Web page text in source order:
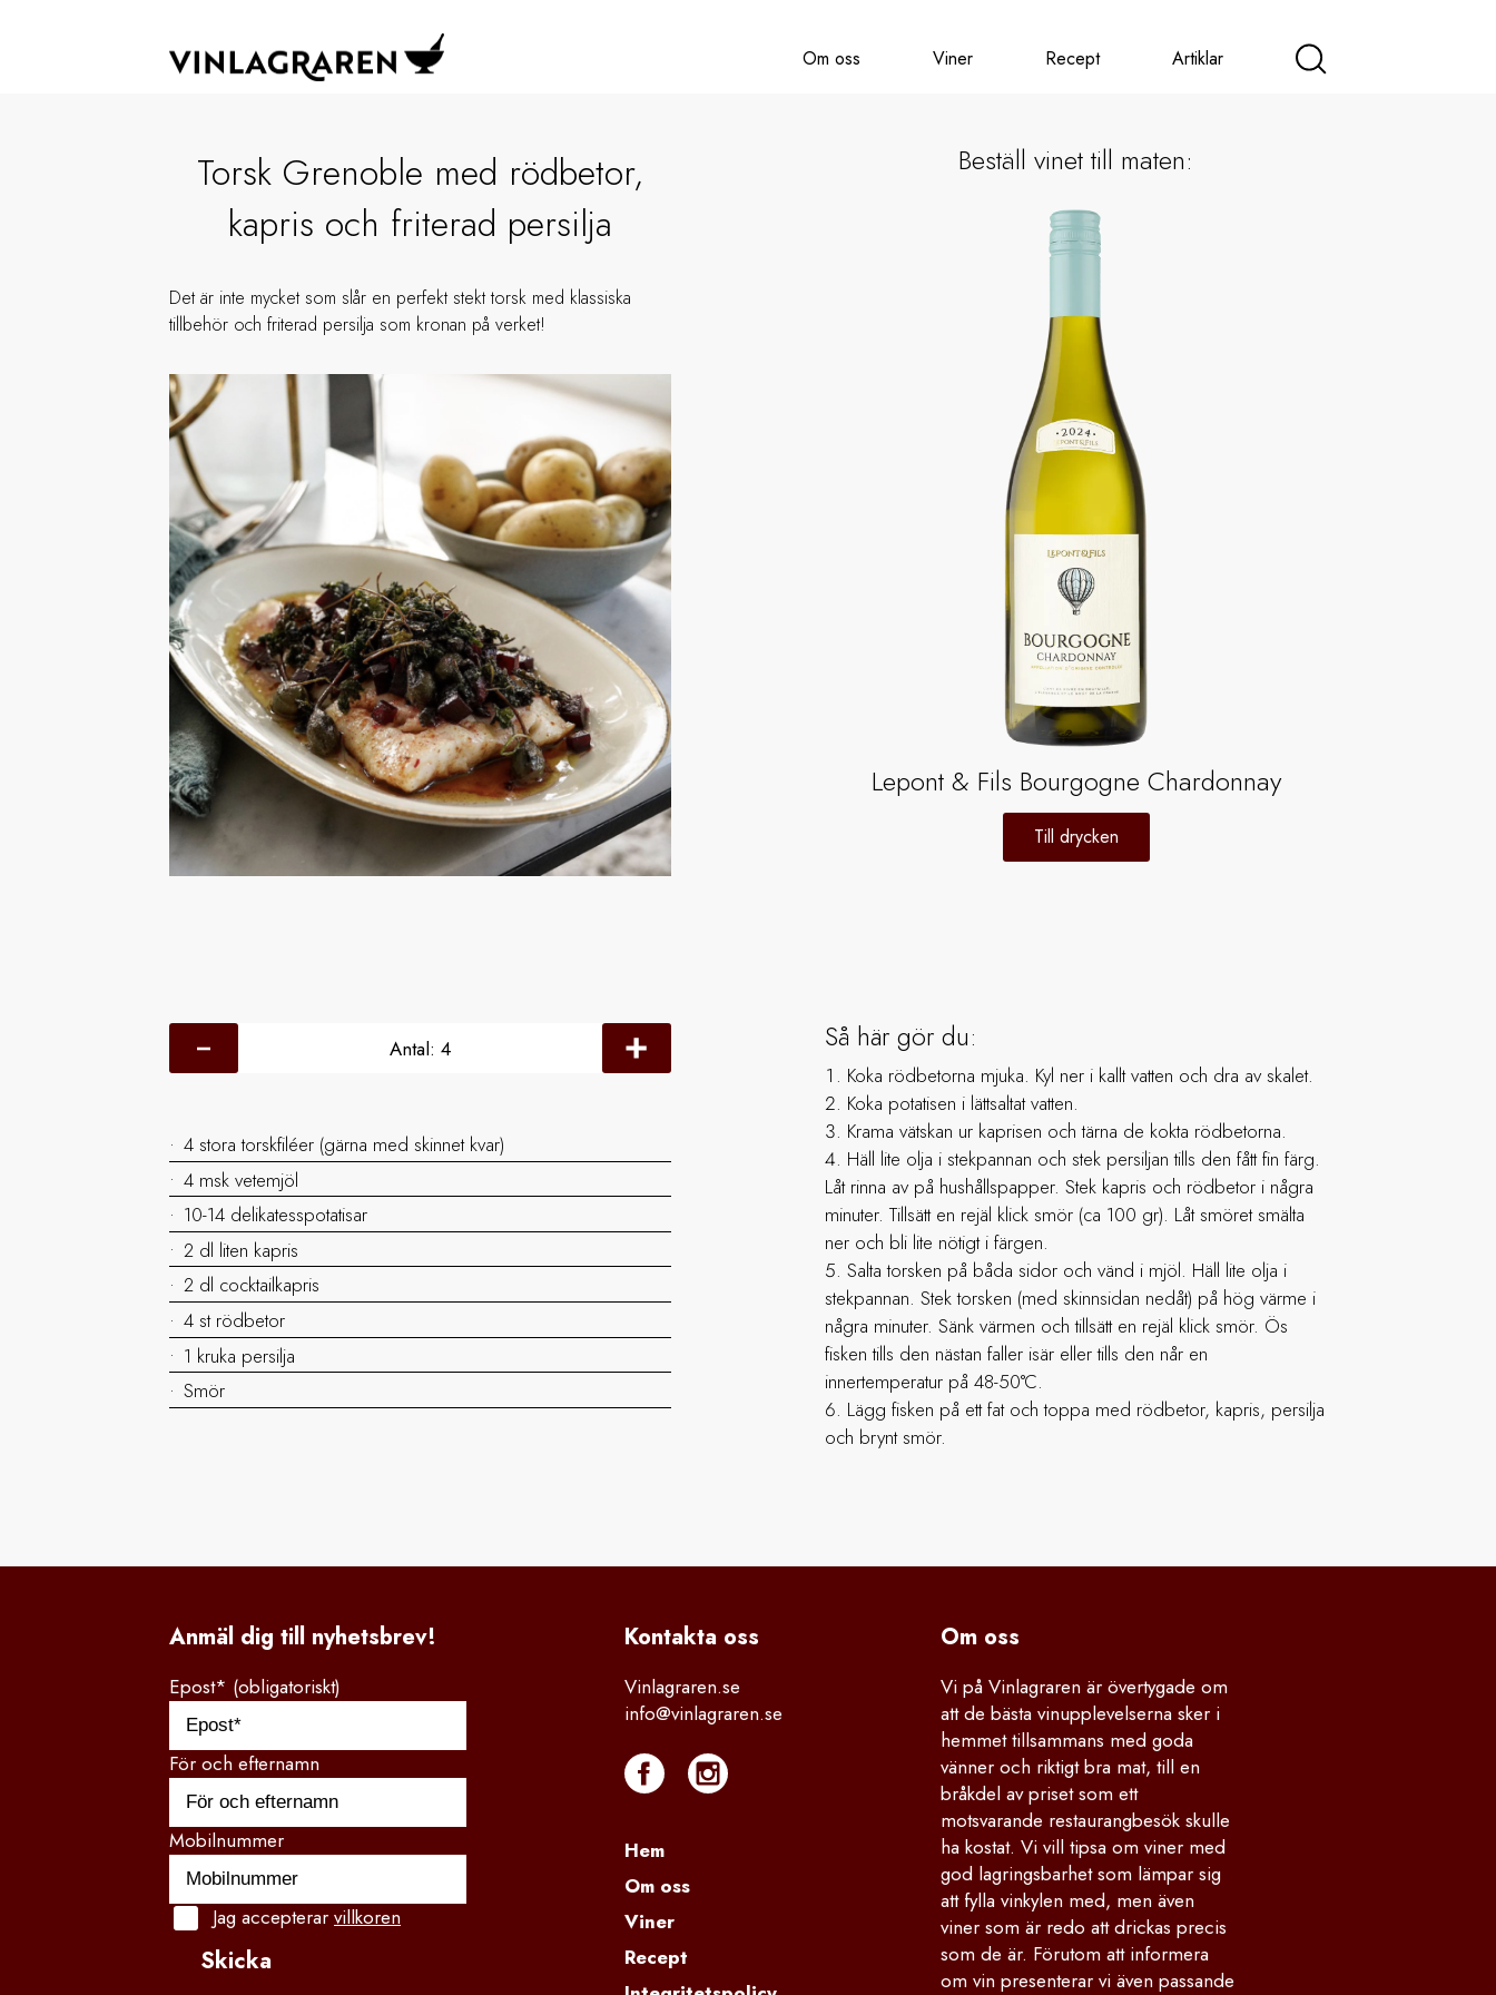
Om oss Viner Recept Artiklar
Torsk Grenoble med rödbetor,
kapris och friterad persilja
Det är inte mycket som slår en perfekt stekt torsk med klassiska
tillbehör och friterad persilja som kronan på verket!
Beställ vinet till maten:
Lepont & Fils Bourgogne Chardonnay
Till drycken
Antal: 4
4 stora torskfiléer (gärna med skinnet kvar)
4 msk vetemjöl
10-14 delikatesspotatisar
2 dl liten kapris
2 dl cocktailkapris
4 st rödbetor
1 kruka persilja
Smör
Så här gör du:
Koka rödbetorna mjuka. Kyl ner i kallt vatten och dra av skalet.
Koka potatisen i lättsaltat vatten.
Krama vätskan ur kaprisen och tärna de kokta rödbetorna.
Häll lite olja i stekpannan och stek persiljan tills den fått fin färg.
Låt rinna av på hushållspapper. Stek kapris och rödbetor i några
minuter. Tillsätt en rejäl klick smör (ca 100 gr). Låt smöret smälta
ner och bli lite nötigt i färgen.
Salta torsken på båda sidor och vänd i mjöl. Häll lite olja i
stekpannan. Stek torsken (med skinnsidan nedåt) på hög värme i
några minuter. Sänk värmen och tillsätt en rejäl klick smör. Ös
fisken tills den nästan faller isär eller tills den når en
innertemperatur på 48-50°C.
Lägg fisken på ett fat och toppa med rödbetor, kapris, persilja
och brynt smör.
Anmäl dig till nyhetsbrev!
Epost* (obligatoriskt)
För och efternamn
Mobilnummer
Jag accepterar villkoren
Skicka
Kontakta oss
Vinlagraren.se
info@vinlagraren.se
Hem
Om oss
Viner
Recept
Om oss
Vi på Vinlagraren är övertygade om
att de bästa vinupplevelserna sker i
hemmet tillsammans med goda
vänner och riktigt bra mat, till en
bråkdel av priset som ett
motsvarande restaurangbesök skulle
ha kostat. Vi vill tipsa om viner med
god lagringsbarhet som lämpar sig
att fylla vinkylen med, men även
viner som är redo att drickas precis
som de är. Förutom att informera
om vin presenterar vi även passande